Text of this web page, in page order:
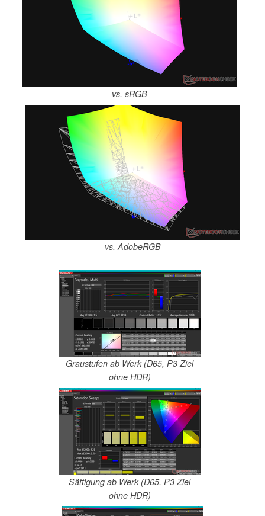
vs. sRGB
vs. AdobeRGB
Graustufen ab Werk (D65, P3 Ziel
ohne HDR)
Sättigung ab Werk (D65, P3 Ziel
ohne HDR)